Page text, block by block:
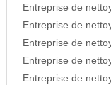
Entreprise de
Entreprise de
Entreprise de
Entreprise de
Entreprise de